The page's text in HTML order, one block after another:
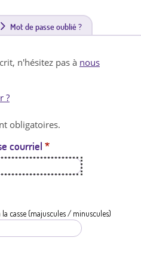
Mot de passe oublié ?
n'hésitez pas à nous
?
obligatoires.
courriel *
casse (majuscules / minuscules)